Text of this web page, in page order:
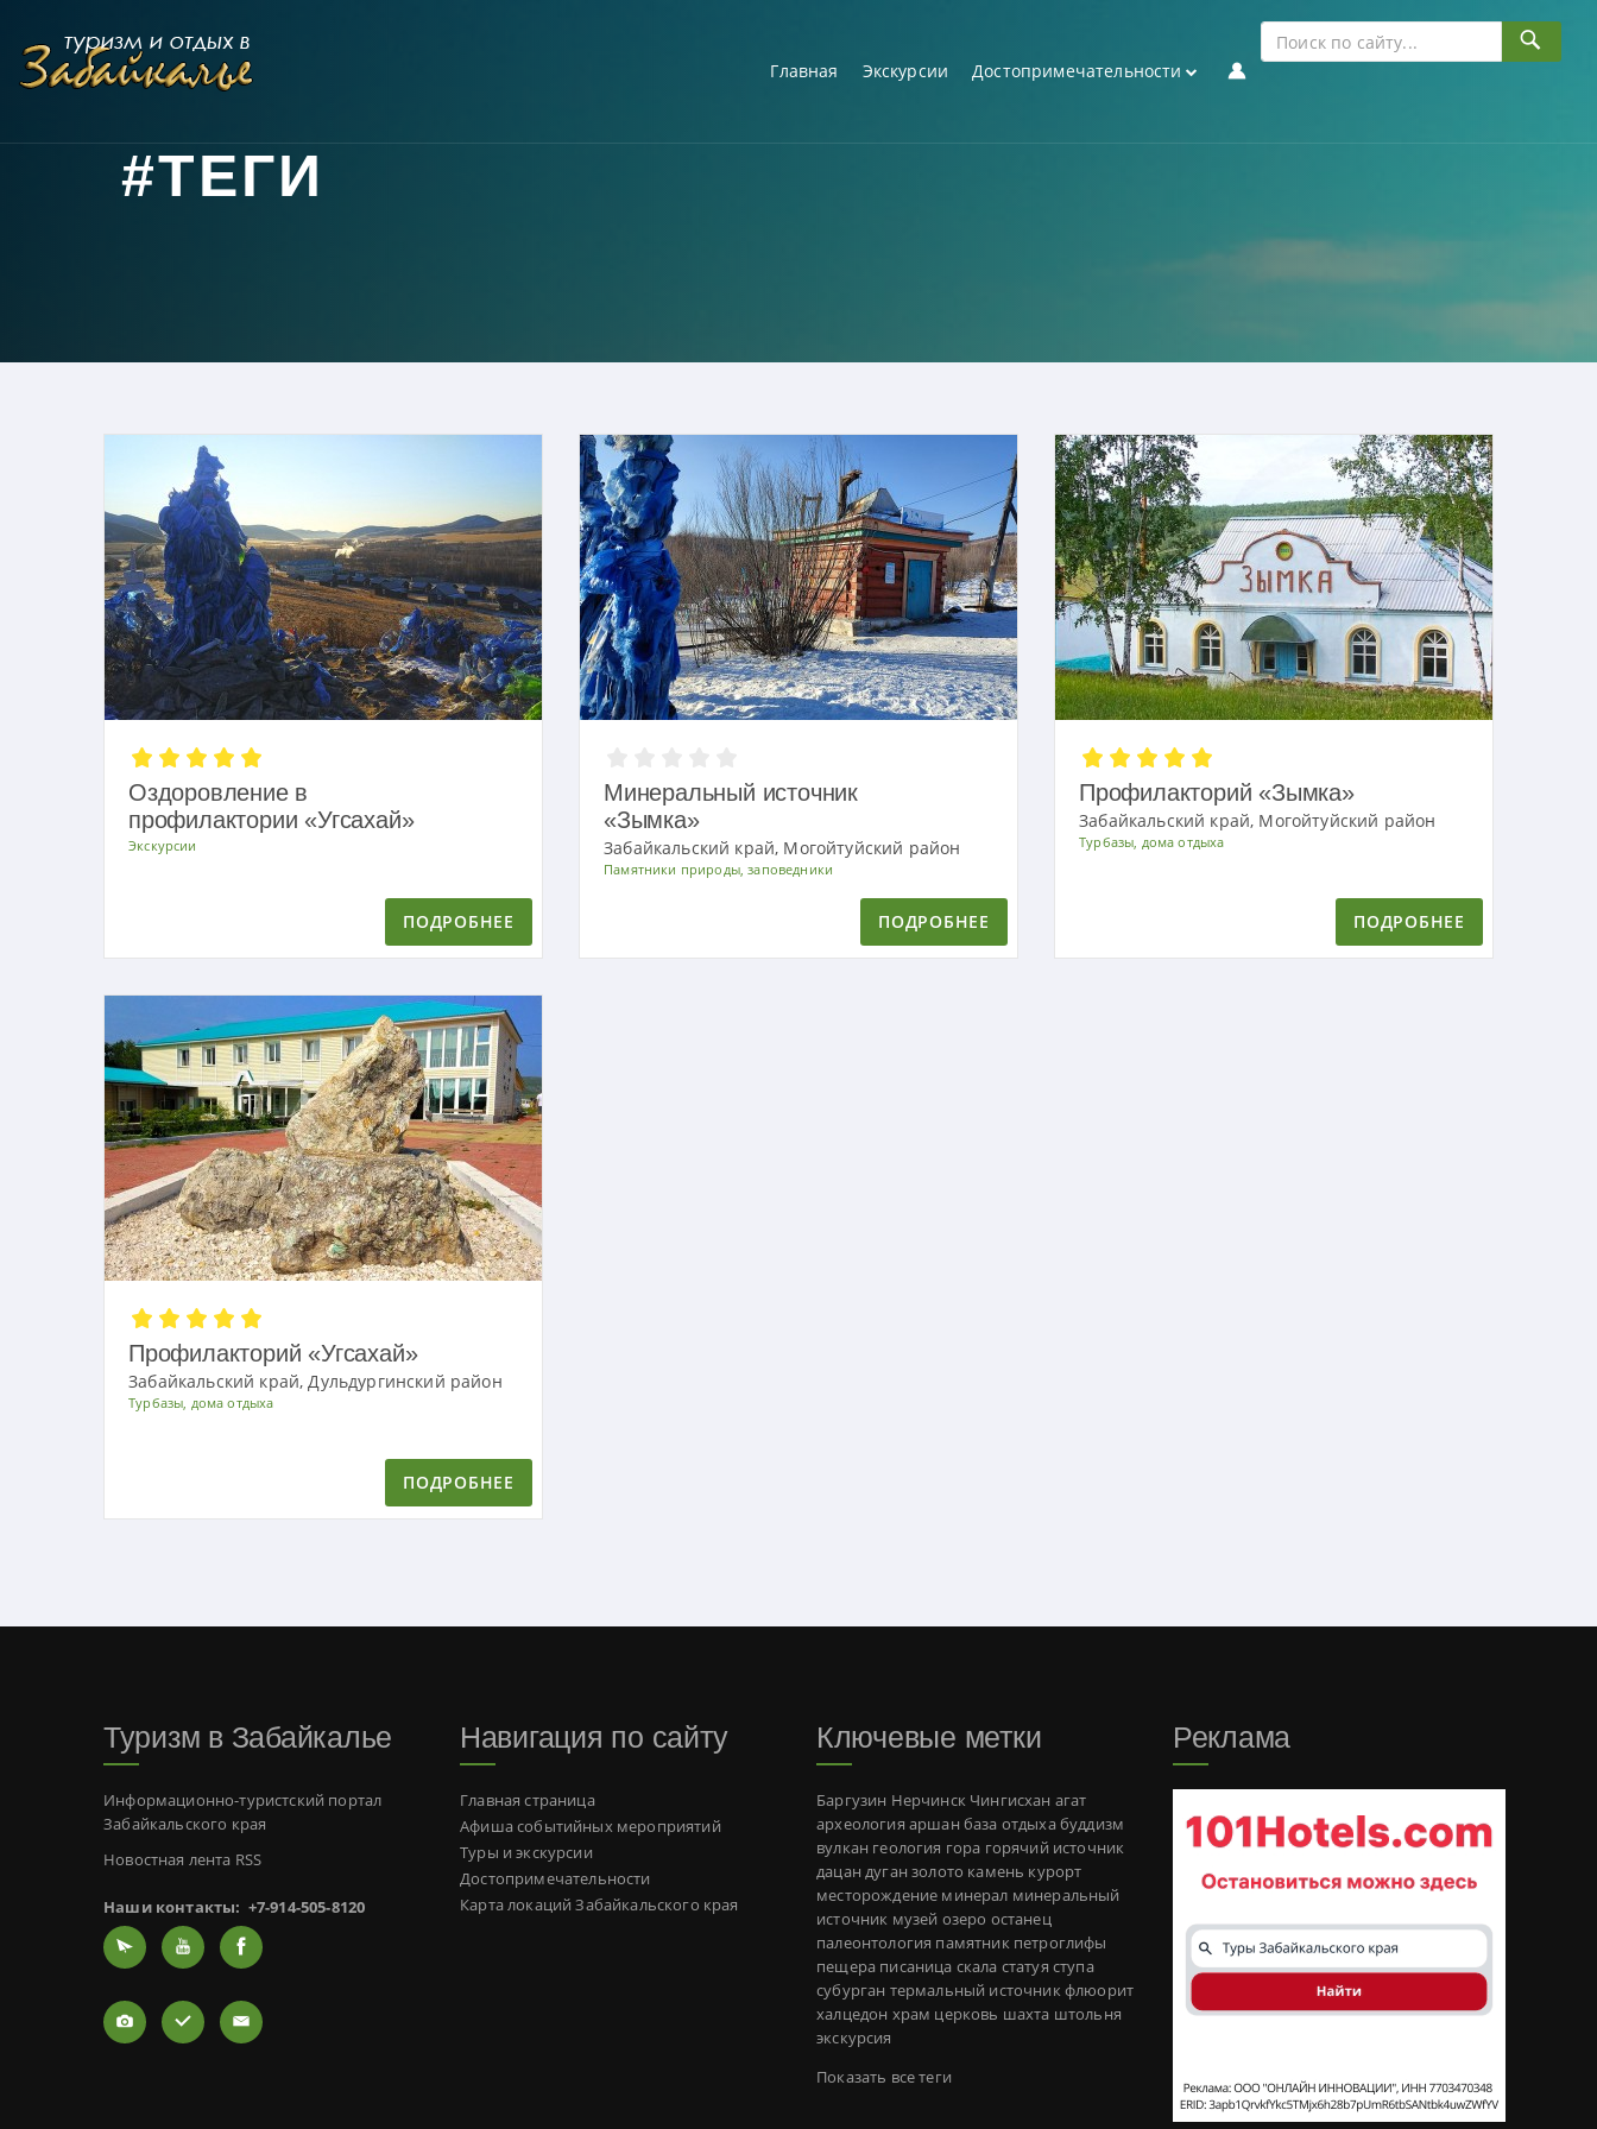
Главная Экскурсии Достопримечательности
#ТЕГИ
Оздоровление в
профилактории «Угсахай»
Экскурсии
ПОДРОБНЕЕ
Минеральный источник
«Зымка»
Забайкальский край, Могойтуйский район
Памятники природы, заповедники
ПОДРОБНЕЕ
Профилакторий «Зымка»
Забайкальский край, Могойтуйский район
Турбазы, дома отдыха
ПОДРОБНЕЕ
Профилакторий «Угсахай»
Забайкальский край, Дульдургинский район
Турбазы, дома отдыха
ПОДРОБНЕЕ
Туризм в Забайкалье
Информационно-туристский портал
Забайкальского края
Новостная лента RSS
Наши контакты: +7-914-505-8120
Навигация по сайту
Главная страница
Афиша событийных мероприятий
Туры и экскурсии
Достопримечательности
Карта локаций Забайкальского края
Ключевые метки
Баргузин Нерчинск Чингисхан агат
археология аршан база отдыхабуддизм
вулкан геология гора горячий источник
дацан дуган золото камень курорт
месторождение минерал минеральный
источник музей озеро останец
палеонтология памятник петроглифы
пещера писаница скала статуя ступа
субурган термальный источникфлюорит
халцедон храм церковь шахта штольня
экскурсия
Показать все теги
Реклама